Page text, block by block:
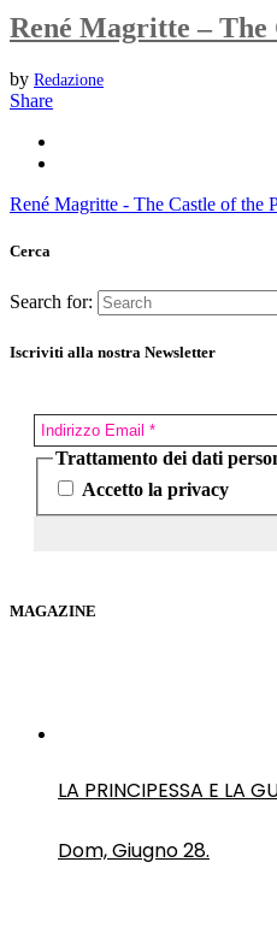
René Magritte – The
by Redazione
Share
René Magritte - The Castle of the
Cerca
Search for:
Iscriviti alla nostra Newsletter
Trattamento dei dati
Accetto la privacy
MAGAZINE
LA PRINCIPESSA E
Dom, Giugno 28.